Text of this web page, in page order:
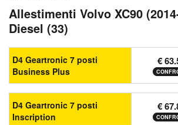
Allestimenti Volvo XC90
Diesel (33)
D4 Geartronic 7 posti
Business Plus
€
D4 Geartronic 7 posti
Inscription
€